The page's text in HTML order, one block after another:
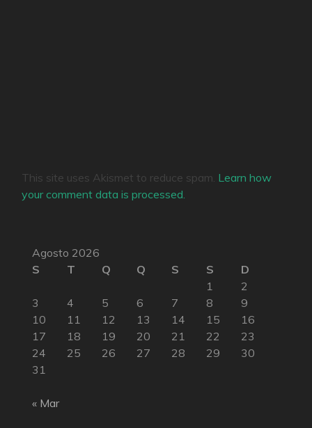
This site uses Akismet to reduce spam. Learn how
your comment data is processed.
Agosto 2026
S
T Q Q S S
D
1
2
3
4 5 6 7 8
9
10
11 12 13 14 15
16
17
18 19 20 21 22
23
24
25 26 27 28 29
30
31
« Mar